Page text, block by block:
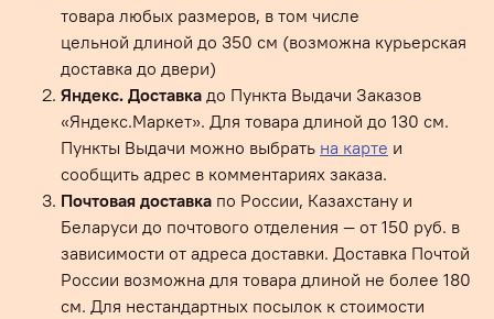
товара любых размеров, в том числе
цельной длиной до 350 см (возможна курьерская
доставка до двери)
Яндекс. Доставка до Пункта Выдачи Заказов
«Яндекс.Маркет». Для товара длиной до 130 см.
Пункты Выдачи можно выбрать на карте и
сообщить адрес в комментариях заказа.
Почтовая доставка по России, Казахстану и
Беларуси до почтового отделения — от 150 руб. в
зависимости от адреса доставки. Доставка Почтой
России возможна для товара длиной не более 180
см. Для нестандартных посылок к стоимости